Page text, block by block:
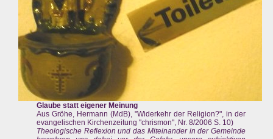
Glaube statt eigener Meinung
Aus Gröhe, Hermann (MdB), "Widerkehr der Religion?", in der
evangelischen Kirchenzeitung "chrismon", Nr. 8/2006 S. 10)
Theologische Reflexion und das Miteinander in der Gemeinde